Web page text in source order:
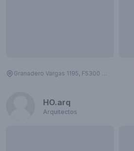
Granadero Vargas 1195, F5300 La Rioja, Argentina
HO.arq
Arquitectos